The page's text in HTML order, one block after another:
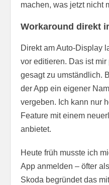
machen, was jetzt nicht
Workaround direkt
Direkt am Auto-Display
vor editieren. Das ist
gesagt zu umständlich.
der App ein eigener
vergeben. Ich kann nur
Feature mit einem
anbietet.
Heute früh musste ich
App anmelden – öfter
Skoda begründet das